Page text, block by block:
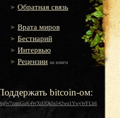
Обратная связь
Врата миров
Бестиарий
Интервью
Рецензии на книги
bitcoin-ом: